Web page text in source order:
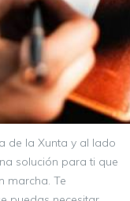
de la Xunta y al lado
solución para ti que
marcha. Te